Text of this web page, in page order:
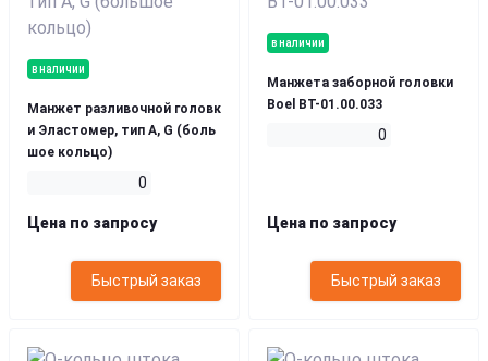
в наличии
Манжет разливочной головк
и Эластомер, тип A, G (боль
шое кольцо)
0
Цена по запросу
Быстрый заказ
в наличии
Манжета заборной головки
Boel ВТ-01.00.033
0
Цена по запросу
Быстрый заказ